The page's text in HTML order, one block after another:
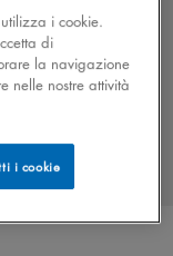
i cookie.
di
la navigazione
nelle nostre attività
i cookie